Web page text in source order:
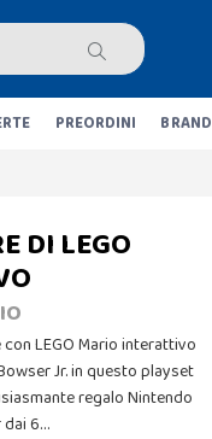
PREORDINI BRAND
DI LEGO
LEGO Mario interattivo
Jr. in questo playset
regalo Nintendo
dai 6…